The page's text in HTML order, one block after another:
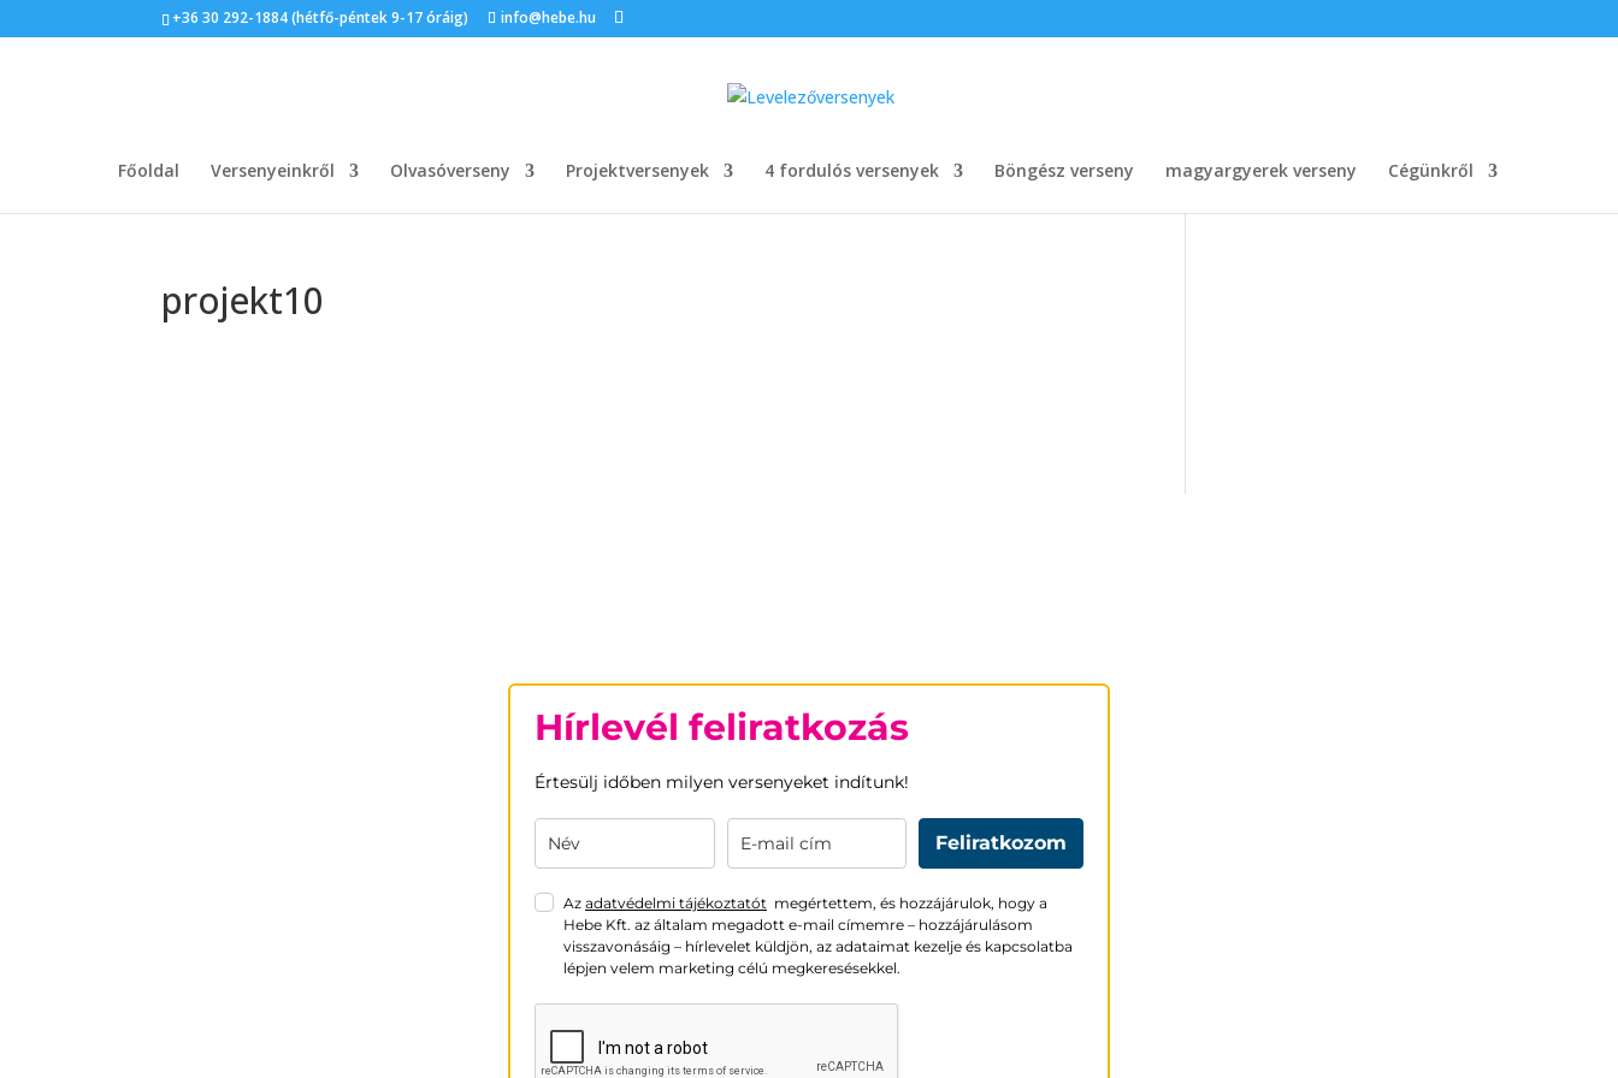
+36 30 292-1884 (hétfő-péntek 9-17 óráig) info@hebe.hu
Főoldal Versenyeinkről Olvasóverseny Projektversenyek 4 fordulós versenyek Böngész verseny magyargyerek verseny Cégünkről
projekt10
Hírlevél feliratkozás
Értesülj időben milyen versenyeket indítunk!
Feliratkozom
Az adatvédelmi tájékoztatót megértettem, és hozzájárulok, hogy a
Hebe Kft. az általam megadott e-mail címemre – hozzájárulásom
visszavonásáig – hírlevelet küldjön, az adataimat kezelje és kapcsolatba
lépjen velem marketing célú megkeresésekkel.